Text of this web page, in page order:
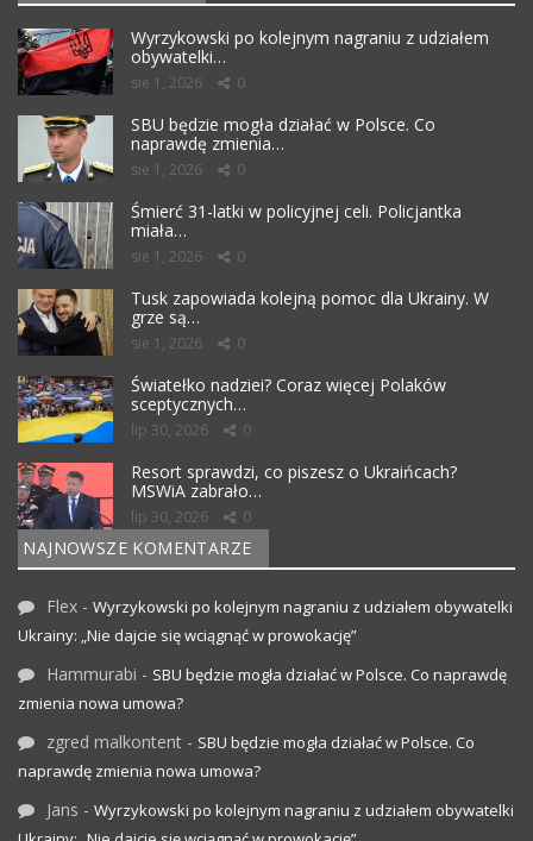
Wyrzykowski po kolejnym nagraniu z udziałem
obywatelki…
sie 1, 2026 0
SBU będzie mogła działać w Polsce. Co
naprawdę zmienia…
sie 1, 2026 0
Śmierć 31-latki w policyjnej celi. Policjantka
miała…
sie 1, 2026 0
Tusk zapowiada kolejną pomoc dla Ukrainy. W
grze są…
sie 1, 2026 0
Światełko nadziei? Coraz więcej Polaków
sceptycznych…
lip 30, 2026 0
Resort sprawdzi, co piszesz o Ukraińcach?
MSWiA zabrało…
lip 30, 2026 0
NAJNOWSZE KOMENTARZE
Flex - Wyrzykowski po kolejnym nagraniu z udziałem obywatelki
Ukrainy: „Nie dajcie się wciągnąć w prowokację”
Hammurabi - SBU będzie mogła działać w Polsce. Co naprawdę
zmienia nowa umowa?
zgred malkontent - SBU będzie mogła działać w Polsce. Co
naprawdę zmienia nowa umowa?
Jans - Wyrzykowski po kolejnym nagraniu z udziałem obywatelki